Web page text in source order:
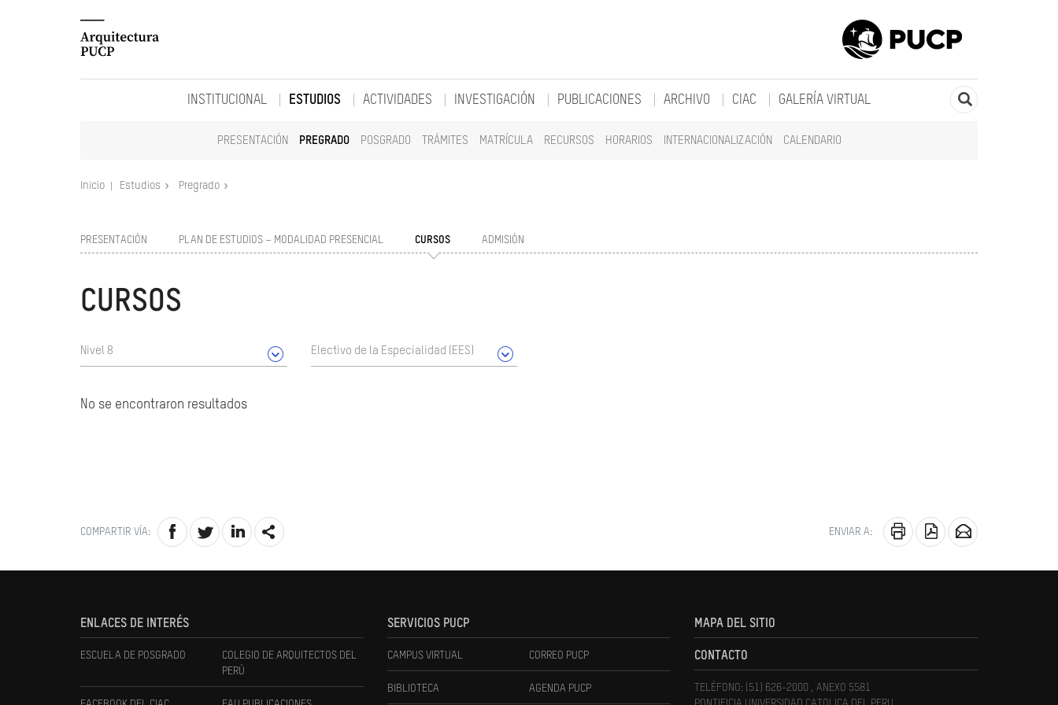
INSTITUCIONAL ESTUDIOS
PRESENTACIÓN PREGRADO POSGRADO TRÁMITES MATRÍCULA RECURSOS HORARIOS INTERNACIONALIZACIÓN CALENDARIO
ACTIVIDADES INVESTIGACIÓN PUBLICACIONES ARCHIVO CIAC GALERÍA VIRTUAL
Inicio Estudios Pregrado
PRESENTACIÓN PLAN DE ESTUDIOS – MODALIDAD PRESENCIAL CURSOS ADMISIÓN
CURSOS
Nivel 8 Electivo de la Especialidad (EES)
No se encontraron resultados
COMPARTIR VÍA: ENVIAR A:
ENLACES DE INTERÉS
ESCUELA DE POSGRADO
COLEGIO DE ARQUITECTOS DEL
PERÚ
SERVICIOS PUCP
CAMPUS VIRTUAL CORREO PUCP
BIBLIOTECA AGENDA PUCP
MAPA DEL SITIO
CONTACTO
TELÉFONO: (51) 626-2000 , ANEXO 5581